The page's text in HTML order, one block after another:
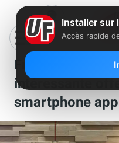
Free
intéressante
smartphone
Installer sur
Accès rapide